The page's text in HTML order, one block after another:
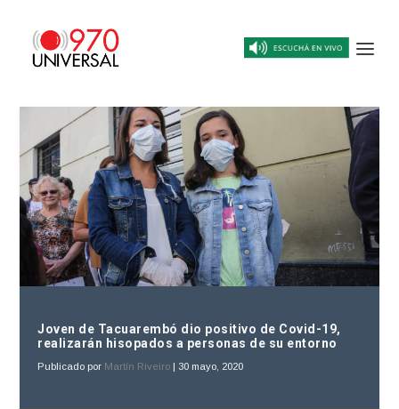
Joven de Tacuarembó dio positivo de Covid-19,
realizarán hisopados a personas de su entorno
Publicado por Martín Riveiro | 30 mayo, 2020